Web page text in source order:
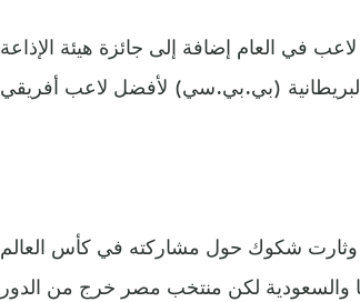
في العام إضافة إلى جائزة هيئة الإذاعة
شكوك حول مشاركته في كأس العالم
والسعودية لكن منتخب مصر خرج من الدور